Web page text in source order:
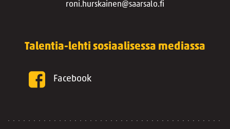
roni.hurskainen@saarsalo.fi
Talentia-lehti sosiaalisessa mediassa
Facebook